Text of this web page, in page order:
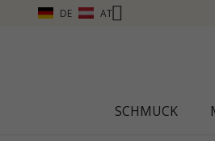
DE AT
CHANTI CLUB – PUNKTE SAMMELN, MEHR
SCHMUCK